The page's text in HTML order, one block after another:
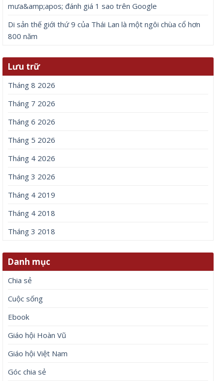
mưa&amp;apos; đánh giá 1 sao trên Google
Di sản thế giới thứ 9 của Thái Lan là một ngôi chùa cổ hơn
800 năm
Lưu trữ
Tháng 8 2026
Tháng 7 2026
Tháng 6 2026
Tháng 5 2026
Tháng 4 2026
Tháng 3 2026
Tháng 4 2019
Tháng 4 2018
Tháng 3 2018
Danh mục
Chia sẻ
Cuộc sống
Ebook
Giáo hội Hoàn Vũ
Giáo hội Việt Nam
Góc chia sẻ